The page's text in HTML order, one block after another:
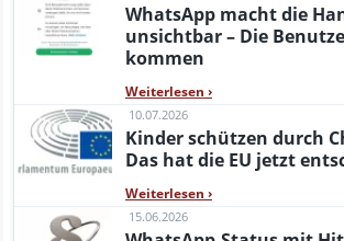
WhatsApp macht die
unsichtbar – Die
kommen
Weiterlesen ›
10.07.2026
Kinder schützen durch
Das hat die EU jetzt
Weiterlesen ›
15.06.2026